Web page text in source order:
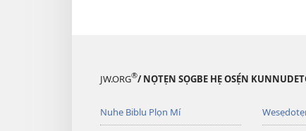
JW.ORG®/ NỌTẸN SỌGBE HẸ OSẸ́N
Nuhe Biblu Plọn Mí